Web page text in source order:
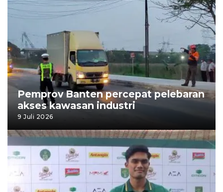
Pemprov Banten percepat pelebaran
akses kawasan industri
9 Juli 2026